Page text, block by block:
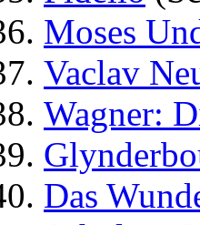
Moses
Vaclav
Wagner:
Das